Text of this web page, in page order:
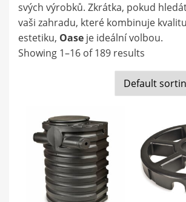
svých výrobků. Zkrátka, pokud
vaši zahradu, které kombinuje
estetiku, Oase je ideální volbou.
Showing 1–16 of 189 results